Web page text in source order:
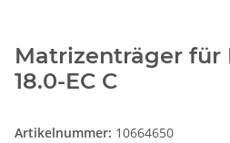
Matrizenträger für
18.0-EC C
Artikelnummer: 10664650